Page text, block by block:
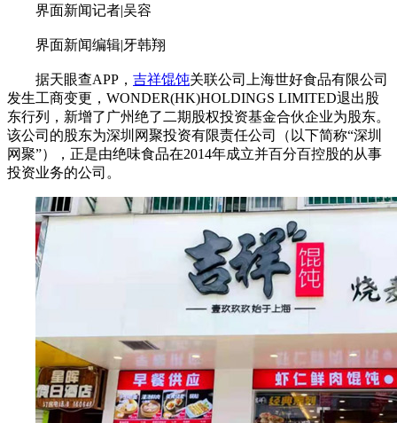
界面新闻记者|吴容
界面新闻编辑|牙韩翔
据天眼查APP， 吉祥馄饨关联公司上海世好食品有限公司
发生工商变更，WONDER(HK)HOLDINGS LIMITED退出股
东行列，新增了广州绝了二期股权投资基金合伙企业为股东。
该公司的股东为深圳网聚投资有限责任公司（以下简称“深圳
网聚”），正是由绝味食品在2014年成立并百分百控股的从事
投资业务的公司。